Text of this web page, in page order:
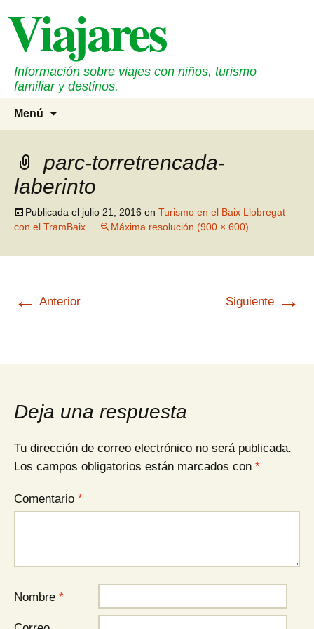
contenido
Viajares
Información sobre viajes con niños, turismo
familiar y destinos.
Menú
parc-torretrencada-
laberinto
Publicada el julio 21, 2016 en Turismo en el Baix Llobregat
con el TramBaix
Máxima resolución (900 × 600)
← Anterior Siguiente →
Deja una respuesta
Tu dirección de correo electrónico no será publicada.
Los campos obligatorios están marcados con *
Comentario *
Nombre *